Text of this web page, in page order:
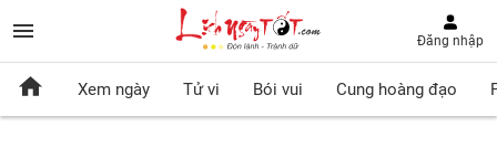
Đăng nhập
Xem ngày Tử vi Bói vui Cung hoàng đạo